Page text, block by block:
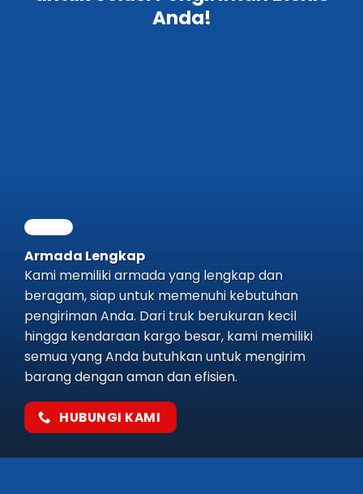
Anda!
Armada Lengkap
Kami memiliki armada yang lengkap dan
beragam, siap untuk memenuhi kebutuhan
pengiriman Anda. Dari truk berukuran kecil
hingga kendaraan kargo besar, kami memiliki
semua yang Anda butuhkan untuk mengirim
barang dengan aman dan efisien.
HUBUNGI KAMI